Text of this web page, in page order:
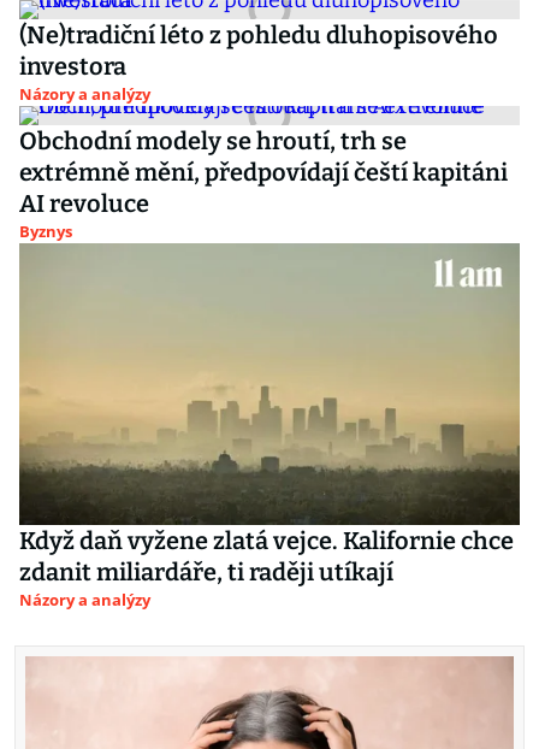
(Ne)tradiční léto z pohledu dluhopisového
investora
Názory a analýzy
Obchodní modely se hroutí, trh se
extrémně mění, předpovídají čeští kapitáni
AI revoluce
Byznys
Když daň vyžene zlatá vejce. Kalifornie chce
zdanit miliardáře, ti raději utíkají
Názory a analýzy